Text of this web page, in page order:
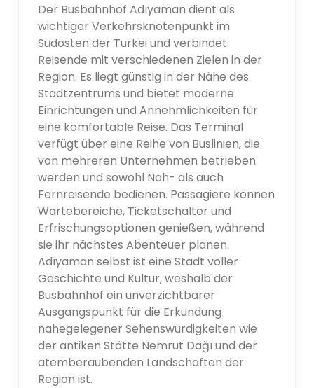
Der Busbahnhof Adıyaman dient als
wichtiger Verkehrsknotenpunkt im
Südosten der Türkei und verbindet
Reisende mit verschiedenen Zielen in der
Region. Es liegt günstig in der Nähe des
Stadtzentrums und bietet moderne
Einrichtungen und Annehmlichkeiten für
eine komfortable Reise. Das Terminal
verfügt über eine Reihe von Buslinien, die
von mehreren Unternehmen betrieben
werden und sowohl Nah- als auch
Fernreisende bedienen. Passagiere können
Wartebereiche, Ticketschalter und
Erfrischungsoptionen genießen, während
sie ihr nächstes Abenteuer planen.
Adıyaman selbst ist eine Stadt voller
Geschichte und Kultur, weshalb der
Busbahnhof ein unverzichtbarer
Ausgangspunkt für die Erkundung
nahegelegener Sehenswürdigkeiten wie
der antiken Stätte Nemrut Dağı und der
atemberaubenden Landschaften der
Region ist.